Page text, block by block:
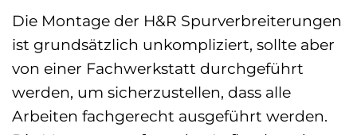
Die Montage der H&R Spurverbreiterungen
ist grundsätzlich unkompliziert, sollte aber
von einer Fachwerkstatt durchgeführt
werden, um sicherzustellen, dass alle
Arbeiten fachgerecht ausgeführt werden.